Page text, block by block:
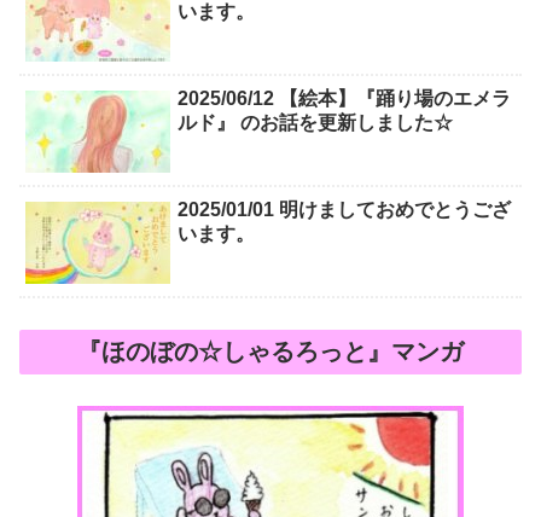
います。
2025/06/12 【絵本】『踊り場のエメラ
ルド』 のお話を更新しました☆
2025/01/01 明けましておめでとうござ
います。
『ほのぼの☆しゃるろっと』マンガ